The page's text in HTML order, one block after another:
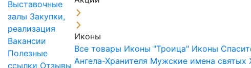
Выставочные
залы Закупки,
реализация
Вакансии
Полезные
ссылки Отзывы
Иконы
Все товары Иконы "Троица" Иконы
Ангела-Хранителя Мужские имена святых